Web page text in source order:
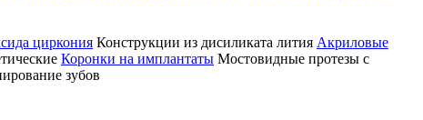
циркония Конструкции из дисиликата лития Акриловые
Коронки на имплантаты Мостовидные протезы с
зубов